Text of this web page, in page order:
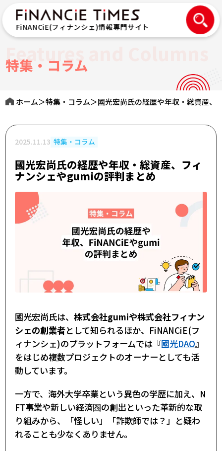
FiNANCiE(フィナンシェ)情報専門サイト
特集・コラム
Features and Columns
ホーム＞特集・コラム＞國光宏尚氏の経歴や年収・総資産
2025.11.13 特集・コラム
國光宏尚氏の経歴や年収・総資産、フィ
ナンシェやgumiの評判まとめ
國光宏尚氏は、 株式会社gumiや株式会社フィナン
シェの創業者として知られるほか、FiNANCiE(フ
ィナンシェ)のプラットフォームでは『國光DAO』
をはじめ複数プロジェクトのオーナーとしても活
動しています。
一方で、海外大学卒業という異色の学歴に加え、N
FT事業や新しい経済圏の創出といった革新的な取
り組みから、「怪しい」「詐欺師では？」と疑わ
れることも少なくありません。